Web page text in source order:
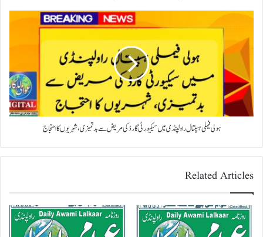
ہولی فیملی ہسپتال راولپنڈی میں سیکیورٹی گارڈ کی مریض سے بدتمیزی، شہریوں کا احتجاج
Related Articles